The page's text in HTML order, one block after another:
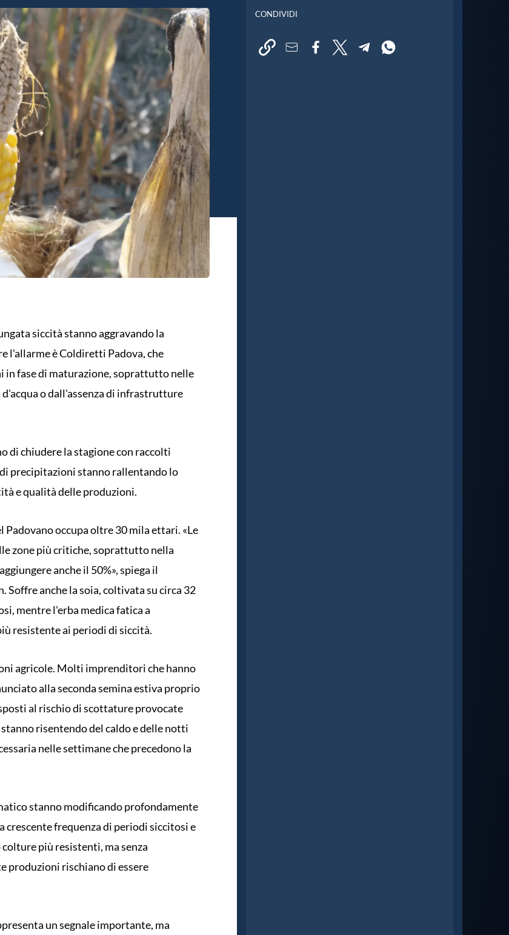
siccità stanno aggravando la
l'allarme è Coldiretti Padova, che
in fase di maturazione, soprattutto nelle
o dall'assenza di infrastrutture
di chiudere la stagione con raccolti
precipitazioni stanno rallentando lo
e qualità delle produzioni.
Padovano occupa oltre 30 mila ettari. «Le
zone più critiche, soprattutto nella
anche il 50%», spiega il
anche la soia, coltivata su circa 32
mentre l'erba medica fatica a
resistente ai periodi di siccità.
agricole. Molti imprenditori che hanno
alla seconda semina estiva proprio
al rischio di scottature provocate
risentendo del caldo e delle notti
nelle settimane che precedono la
stanno modificando profondamente
frequenza di periodi siccitosi e
più resistenti, ma senza
produzioni rischiano di essere
un segnale importante, ma
CONDIVIDI